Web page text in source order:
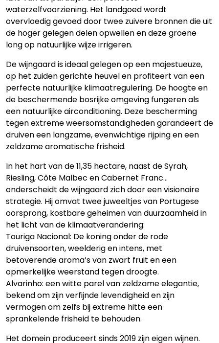
waterzelfvoorziening. Het landgoed wordt
overvloedig gevoed door twee zuivere bronnen die uit
de hoger gelegen delen opwellen en deze groene
long op natuurlijke wijze irrigeren.
De wijngaard is ideaal gelegen op een majestueuze,
op het zuiden gerichte heuvel en profiteert van een
perfecte natuurlijke klimaatregulering. De hoogte en
de beschermende bosrijke omgeving fungeren als
een natuurlijke airconditioning. Deze bescherming
tegen extreme weersomstandigheden garandeert de
druiven een langzame, evenwichtige rijping en een
zeldzame aromatische frisheid.
In het hart van de 11,35 hectare, naast de Syrah,
Riesling, Côte Malbec en Cabernet Franc…
onderscheidt de wijngaard zich door een visionaire
strategie. Hij omvat twee juweeltjes van Portugese
oorsprong, kostbare geheimen van duurzaamheid in
het licht van de klimaatverandering:
Touriga Nacional: De koning onder de rode
druivensoorten, weelderig en intens, met
betoverende aroma’s van zwart fruit en een
opmerkelijke weerstand tegen droogte.
Alvarinho: een witte parel van zeldzame elegantie,
bekend om zijn verfijnde levendigheid en zijn
vermogen om zelfs bij extreme hitte een
sprankelende frisheid te behouden.
Het domein produceert sinds 2019 zijn eigen wijnen.